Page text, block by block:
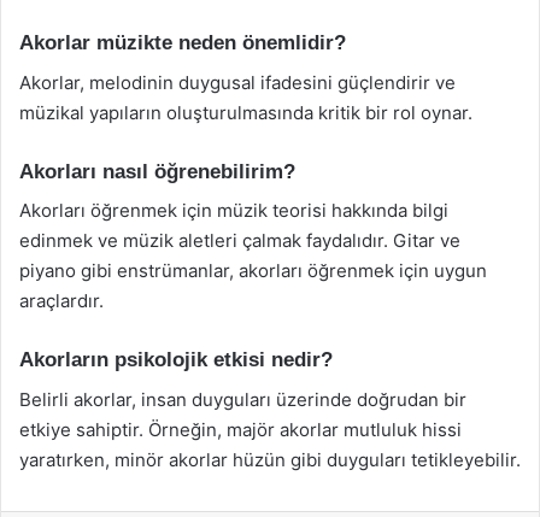
Akorlar müzikte neden önemlidir?
Akorlar, melodinin duygusal ifadesini güçlendirir ve
müzikal yapıların oluşturulmasında kritik bir rol oynar.
Akorları nasıl öğrenebilirim?
Akorları öğrenmek için müzik teorisi hakkında bilgi
edinmek ve müzik aletleri çalmak faydalıdır. Gitar ve
piyano gibi enstrümanlar, akorları öğrenmek için uygun
araçlardır.
Akorların psikolojik etkisi nedir?
Belirli akorlar, insan duyguları üzerinde doğrudan bir
etkiye sahiptir. Örneğin, majör akorlar mutluluk hissi
yaratırken, minör akorlar hüzün gibi duyguları tetikleyebilir.